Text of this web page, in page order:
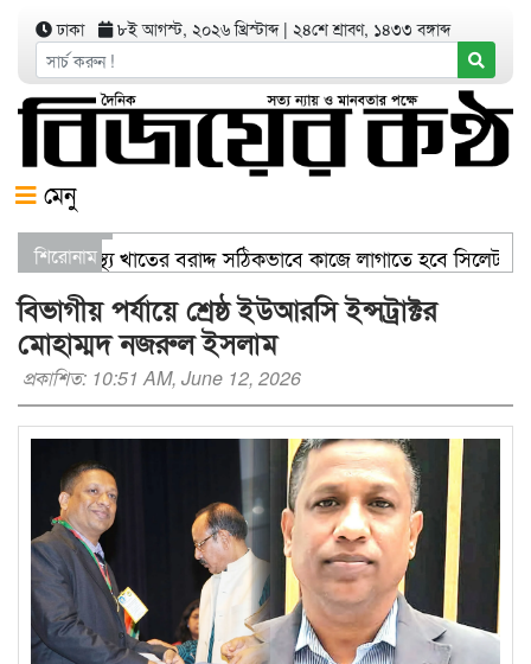
ঢাকা ৮ই আগস্ট, ২০২৬ খ্রিস্টাব্দ| ২৪শে শ্রাবণ, ১৪৩৩ বঙ্গাব্দ
মেনু
শিরোনামস্বাস্থ্য খাতের বরাদ্দ সঠিকভাবে কাজে লাগাতে হবে
যার যেখানে খালি জায়গা আছে, গাছ লাগান — আব্দুল কাইয়ুম
বিভাগীয় পর্যায়ে শ্রেষ্ঠ ইউআরসি ইন্সট্রাক্টর
মোহাম্মদ নজরুল ইসলাম
প্রকাশিত: 10:51 AM, June 12, 2026